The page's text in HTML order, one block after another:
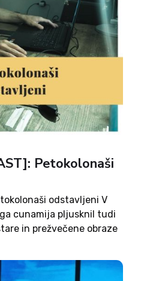
Petokolonaši
odstavljeni V
cunamija pljusknil tudi
in prežvečene obraze
Slovenije novi obrazi